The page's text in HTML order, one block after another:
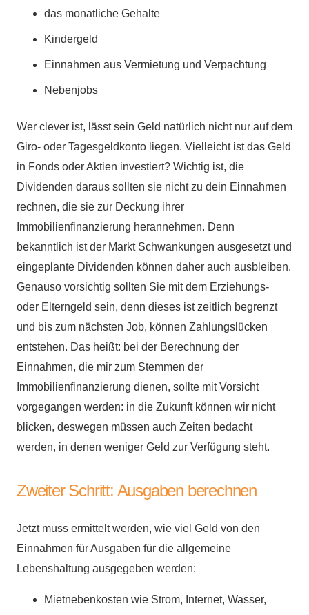
das monatliche Gehalte
Kindergeld
Einnahmen aus Vermietung und Verpachtung
Nebenjobs
Wer clever ist, lässt sein Geld natürlich nicht nur auf dem
Giro- oder Tagesgeldkonto liegen. Vielleicht ist das Geld
in Fonds oder Aktien investiert? Wichtig ist, die
Dividenden daraus sollten sie nicht zu dein Einnahmen
rechnen, die sie zur Deckung ihrer
Immobilienfinanzierung herannehmen. Denn
bekanntlich ist der Markt Schwankungen ausgesetzt und
eingeplante Dividenden können daher auch ausbleiben.
Genauso vorsichtig sollten Sie mit dem Erziehungs-
oder Elterngeld sein, denn dieses ist zeitlich begrenzt
und bis zum nächsten Job, können Zahlungslücken
entstehen. Das heißt: bei der Berechnung der
Einnahmen, die mir zum Stemmen der
Immobilienfinanzierung dienen, sollte mit Vorsicht
vorgegangen werden: in die Zukunft können wir nicht
blicken, deswegen müssen auch Zeiten bedacht
werden, in denen weniger Geld zur Verfügung steht.
Zweiter Schritt: Ausgaben berechnen
Jetzt muss ermittelt werden, wie viel Geld von den
Einnahmen für Ausgaben für die allgemeine
Lebenshaltung ausgegeben werden:
Mietnebenkosten wie Strom, Internet, Wasser,